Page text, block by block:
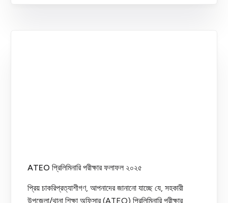
ATEO প্রিলিমিনারি পরীক্ষার ফলাফল ২০২৫
প্রিয় চাকরিপ্রত্যাশীগণ, আপনাদের জানানো যাচ্ছে যে, সহকারী
উপজেলা/থানা শিক্ষা অফিসার (ATEO) প্রিলিমিনারি পরীক্ষার